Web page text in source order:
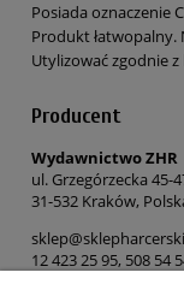
Posiada oznaczenie
Produkt łatwopalny.
Utylizować zgodnie
Producent
Wydawnictwo ZHR
ul. Grzegórzecka 45-
31-532 Kraków,
12 423 25 95, 508 54